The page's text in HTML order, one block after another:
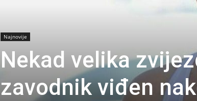
Najnovije
Nekad velika
zavodnik viđen